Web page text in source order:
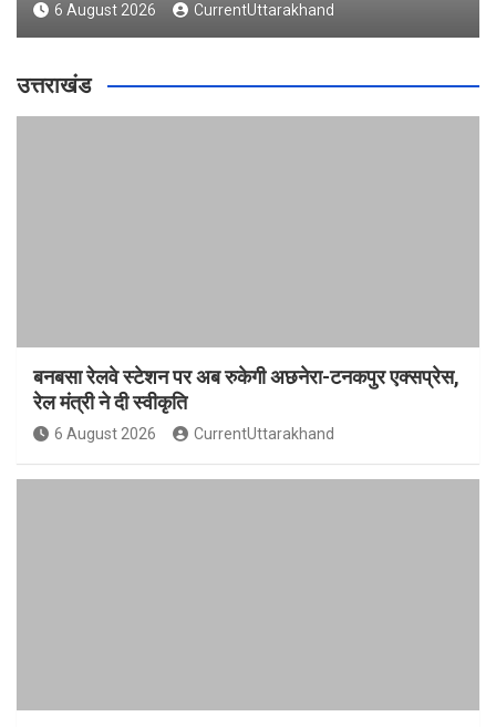
6 August 2026 CurrentUttarakhand
उत्तराखंड
बनबसा रेलवे स्टेशन पर अब रुकेगी अछनेरा-टनकपुर एक्सप्रेस,
रेल मंत्री ने दी स्वीकृति
6 August 2026 CurrentUttarakhand